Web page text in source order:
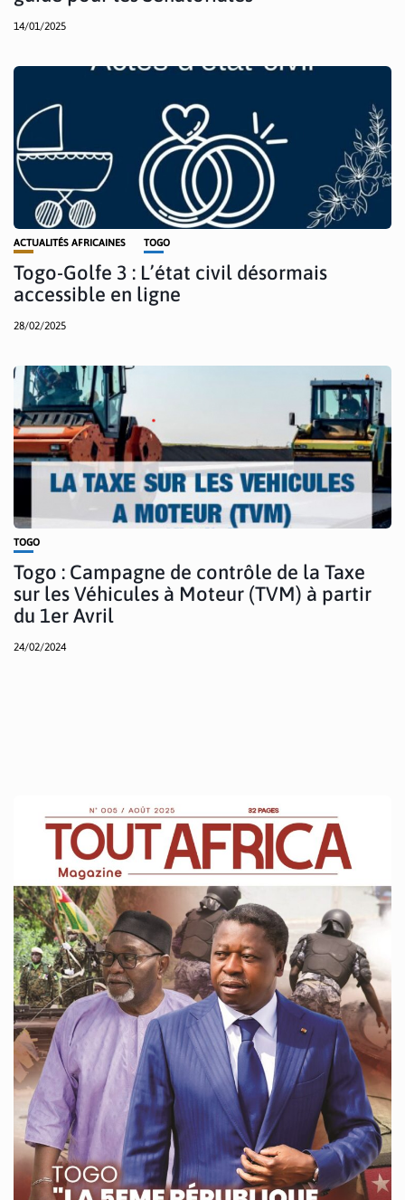
14/01/2025
ACTUALITÉS AFRICAINES TOGO
Togo-Golfe 3 : L’état civil désormais
accessible en ligne
28/02/2025
TOGO
Togo : Campagne de contrôle de la Taxe
sur les Véhicules à Moteur (TVM) à partir
du 1er Avril
24/02/2024